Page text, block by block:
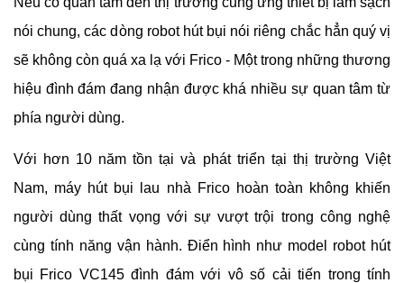
nói chung, các dòng robot hút bụi nói riêng chắc hẳn quý vị
sẽ không còn quá xa lạ với Frico - Một trong những thương
hiệu đình đám đang nhận được khá nhiều sự quan tâm từ
phía người dùng.
Với hơn 10 năm tồn tại và phát triển tại thị trường Việt
Nam, máy hút bụi lau nhà Frico hoàn toàn không khiến
người dùng thất vọng với sự vượt trội trong công nghệ
cùng tính năng vận hành. Điển hình như model robot hút
bụi Frico VC145 đình đám với vô số cải tiến trong tính